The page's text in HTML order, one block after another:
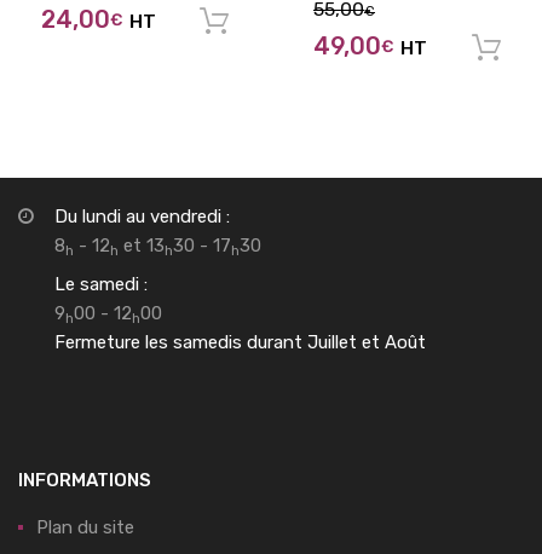
24,00€ HT Ajouter au panier
55,00€
49,00€ HT
Du lundi au vendredi :
8h - 12h et 13h30 - 17h30
Le samedi :
9h00 - 12h00
Fermeture les samedis durant Juillet et Août
INFORMATIONS
Plan du site